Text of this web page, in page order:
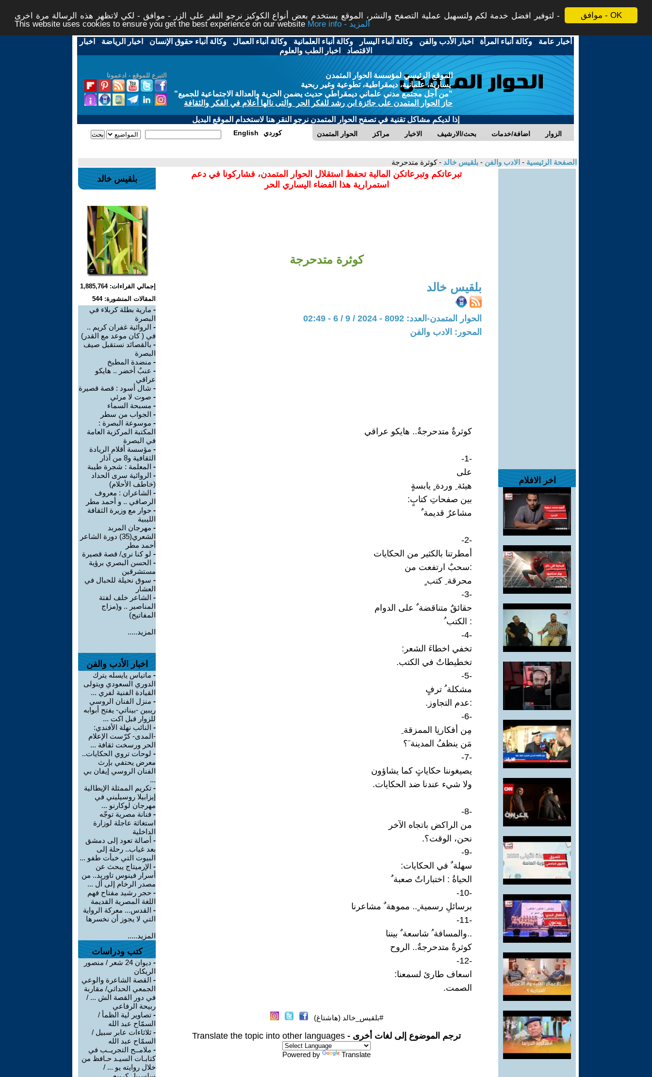
موافق - OK
لتوفير افضل خدمة لكم ولتسهيل عملية التصفح والنشر، الموقع يستخدم بعض أنواع الكوكيز نرجو النقر على الزر - موافق - لكي لاتظهر هذه الرسالة مرة اخرى -
This website uses cookies to ensure you get the best experience on our website
More info - المزيد
أخبار عامة -وكالة أنباء المرأة - اخبار الأدب والفن -وكالة أنباء اليسار -وكالة أنباء العلمانية -وكالة أنباء العمال -وكالة أنباء حقوق الإنسان - اخبار الرياضة - اخبار
الاقتصاد - اخبار الطب والعلوم
التبرع للموقع - ادعمونا
الموقع الرئيسي لمؤسسة الحوار المتمدن
يسارية، علمانية، ديمقراطية، تطوعية وغير ربحية
"من أجل مجتمع مدني علماني ديمقراطي حديث يضمن الحرية والعدالة الاجتماعية للجميع"
حاز الحوار المتمدن على جائزة ابن رشد للفكر الحر والتى نالها أعلام في الفكر والثقافة
إذا لديكم مشاكل تقنية في تصفح الحوار المتمدن نرجو النقر هنا لاستخدام الموقع البديل
الحوار المتمدن مراكز الاخبار بحث/الارشيف اضافة/خدمات الزوار English كوردي
الصفحة الرئيسية - الادب والفن - بلقيس خالد - كوثرة متدحرجة
اخر الافلام
تبرعاتكم وتبرعاتكن المالية تحفظ استقلال الحوار المتمدن، فشاركونا في دعم
استمرارية هذا الفضاء اليساري الحر
كوثرة متدحرجة
بلقيس خالد
الحوار المتمدن-العدد: 8092 - 2024 / 9 / 6 - 02:49
المحور: الادب والفن
كوثرةٌ متدحرجةٌ.. هايكو عراقي
-1-
على
هيئة ِ وردة ٍ يابسةٍ
بين صفحاتِ كتابٍ:
مشاعرٌ قديمة ٌ
-2-
أمطرتنا بالكثير من الحكايات
:سحبٌ ارتفعت من
محرقة ِ كتب ٍ
-3-
حقائقٌ متناقضة ٌ على الدوام
: الكتب ُ
-4-
تخفي اخطاءَ الشعر:
تخطيطاتٌ في الكتب.
-5-
مشكلة ُ ترفٍ
:عدم التجاوز.
-6-
مِن أفكارنِا الممزقة ِ
مَن ينظفُ المدينة َ؟
-7-
يصيغوننا حكاياتٍ كما يشاؤون
ولا شيء عندنا ضد الحكايات.
-8-
من الراكض باتجاه الآخر
نحن، الوقت؟.
-9-
سهلة ٌ في الحكايات:
الحياةُ : اختباراتٌ صعبة ٌ
-10-
برسائلِ رسمية ٍ.. مموهة ٌ مشاعرنا
-11-
..والمسافة ُ شاسعة ٌ بيننا
كوثرةٌ متدحرجةٌ.. الروح
-12-
اسعاف طارئ لسمعنا:
الصمت.
#بلقيس_خالد (هاشتاغ)
ترجم الموضوع إلى لغات أخرى - Translate the topic into other languages
Powered by Translate
بلقيس خالد
إجمالي القراءات: 1,885,764
المقالات المنشورة: 544
- مارية بطلة كربلاء في
البصرة
- الروائية غفران كريم ..
في ( كان موعد مع القدر)
- بالقصائد نستقبل صيف
البصرة
- منضدة المطبخ
- عنبٌ أخضر .. هايكو
عراقي
- شال أسود : قصة قصيرة
- صوت لا مرئي
- مسبحة السماء
- الجواب من سطر
- موسوعة البصرة :
المكتبة المركزية العامة
في البصرة
- مؤسسة أقلام الريادة
الثقافية و8 من آذار
- المعلمة : شجرة طيبة
- الروائية سرى الحداد
(خاطف الأحلام)
- الشاعران : معروف
الرصافي .. و أحمد مطر
- حوار مع وزيرة الثقافة
الليبية
- مهرجان المربد
الشعري(35) دورة الشاعر
أحمد مطر
- لو كنا نرى/ قصة قصيرة
- الحسن البصري برؤية
مستشرقين
- سوق نحيلة للحبال في
العشار
- الشاعر خلف لفتة
المناصير .. و(مزاج
المفاتيح)
المزيد.....
اخبار الأدب والفن
- ماتياس يايسله يترك
الدوري السعودي ويتولى
القيادة الفنية لفري ...
- منزل الفنان الروسي
ريبين -بيناتي- يفتح أبوابه
للزوار قبل اكت ...
- النائب نهلة الأفندي:
-المدى- كرّست الإعلام
الحر ورسخت ثقافة ...
- لوحات تروي الحكايات..
معرض يحتفي بإرث
الفنان الروسي إيفان بي
...
- تكريم الممثلة الإيطالية
إيزابيلا روسيليني في
مهرجان لوكارنو ...
- فنانة مصرية توجّه
استغاثة عاجلة لوزارة
الداخلية
- أصالة تعود إلى دمشق
بعد غياب.. رحلة إلى
البيوت التي خبأت طفو ...
- الإرميتاج يبحث عن
أسرار فينوس تاوريد.. من
مصدر الرخام إلى أل ...
- حجر رشيد مفتاح فهم
اللغة المصرية القديمة
- القدس... معركة الرواية
التي لا يجوز أن نخسرها
المزيد.....
كتب ودراسات
-
ديوان 24 شعر / منصور
الريكان
- القصة الشاعرة والوعي
الجمعي الحداثي/ مقاربة
في دور القصة الش ... /
ربيحة الرفاعي
- تصاوير لية الظمأ /
السمّاح عبد الله
- ثلاثاءات عابر سبيل /
السمّاح عبد الله
- ملامــح التجريــب في
كتابـات السيـد حـافظ من
خلال روايته يو ... /